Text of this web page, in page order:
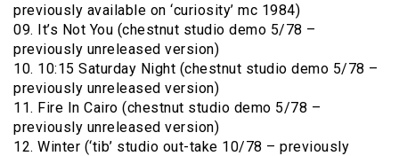
previously available on ‘curiosity’ mc 1984)
09. It’s Not You (chestnut studio demo 5/78 –
previously unreleased version)
10. 10:15 Saturday Night (chestnut studio demo 5/78 –
previously unreleased version)
11. Fire In Cairo (chestnut studio demo 5/78 –
previously unreleased version)
12. Winter (‘tib’ studio out-take 10/78 – previously